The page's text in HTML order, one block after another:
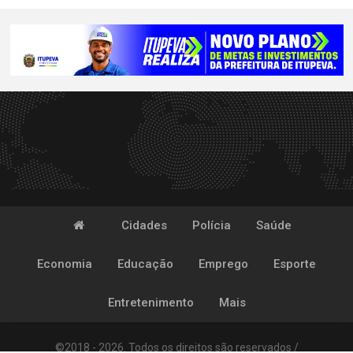
Cidades Polícia Saúde
Economia Educação Emprego Esporte
Entretenimento Mais
©2018 - 2026. Todos os direitos são reservados /